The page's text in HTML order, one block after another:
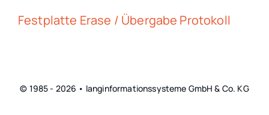
Festplatte Erase / Übergabe Protokoll
© 1985 - 2026 • langinformationssysteme GmbH & Co. KG